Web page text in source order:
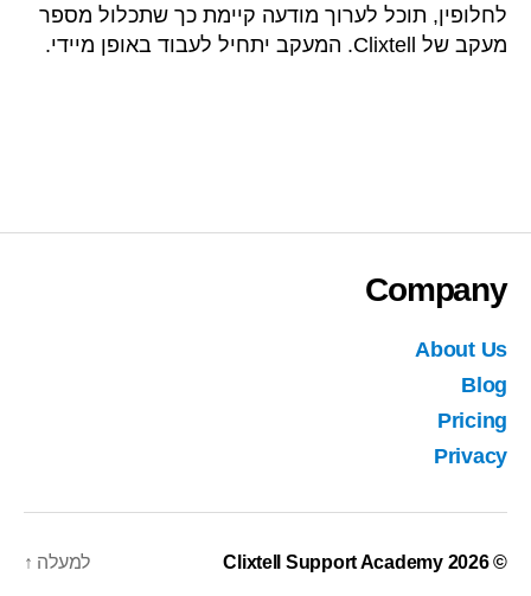
לחלופין, תוכל לערוך מודעה קיימת כך שתכלול מספר
מעקב של Clixtell. המעקב יתחיל לעבוד באופן מיידי.
Company
About Us
Blog
Pricing
Privacy
© 2026
Clixtell Support Academy למעלה ↑